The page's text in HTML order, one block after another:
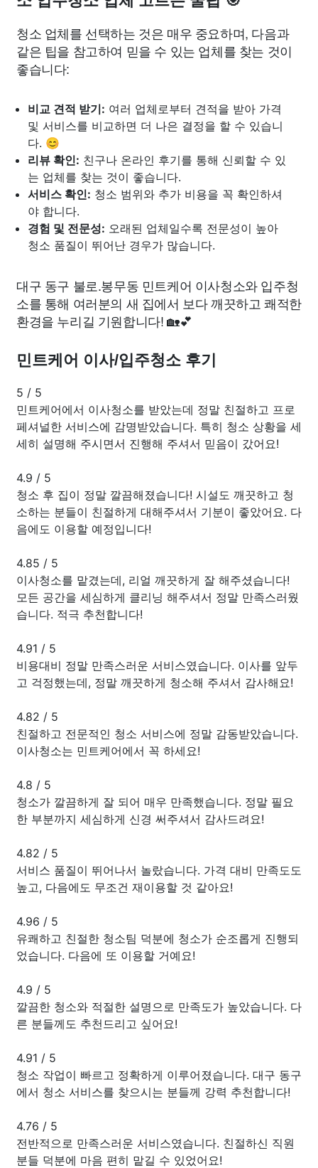
청소 업체를 선택하는 것은 매우 중요하며, 다음과
같은 팁을 참고하여 믿을 수 있는 업체를 찾는 것이
좋습니다:
비교 견적 받기: 여러 업체로부터 견적을 받아 가격
및 서비스를 비교하면 더 나은 결정을 할 수 있습니
다. 😊
리뷰 확인: 친구나 온라인 후기를 통해 신뢰할 수 있
는 업체를 찾는 것이 좋습니다.
서비스 확인: 청소 범위와 추가 비용을 꼭 확인하셔
야 합니다.
경험 및 전문성: 오래된 업체일수록 전문성이 높아
청소 품질이 뛰어난 경우가 많습니다.
대구 동구 불로.봉무동 민트케어 이사청소와 입주청
소를 통해 여러분의 새 집에서 보다 깨끗하고 쾌적한
환경을 누리길 기원합니다! 🏡💕
민트케어 이사/입주청소 후기
5 / 5
민트케어에서 이사청소를 받았는데 정말 친절하고 프로
페셔널한 서비스에 감명받았습니다. 특히 청소 상황을 세
세히 설명해 주시면서 진행해 주셔서 믿음이 갔어요!
4.9 / 5
청소 후 집이 정말 깔끔해졌습니다! 시설도 깨끗하고 청
소하는 분들이 친절하게 대해주셔서 기분이 좋았어요. 다
음에도 이용할 예정입니다!
4.85 / 5
이사청소를 맡겼는데, 리얼 깨끗하게 잘 해주셨습니다!
모든 공간을 세심하게 클리닝 해주셔서 정말 만족스러웠
습니다. 적극 추천합니다!
4.91 / 5
비용대비 정말 만족스러운 서비스였습니다. 이사를 앞두
고 걱정했는데, 정말 깨끗하게 청소해 주셔서 감사해요!
4.82 / 5
친절하고 전문적인 청소 서비스에 정말 감동받았습니다.
이사청소는 민트케어에서 꼭 하세요!
4.8 / 5
청소가 깔끔하게 잘 되어 매우 만족했습니다. 정말 필요
한 부분까지 세심하게 신경 써주셔서 감사드려요!
4.82 / 5
서비스 품질이 뛰어나서 놀랐습니다. 가격 대비 만족도도
높고, 다음에도 무조건 재이용할 것 같아요!
4.96 / 5
유쾌하고 친절한 청소팀 덕분에 청소가 순조롭게 진행되
었습니다. 다음에 또 이용할 거예요!
4.9 / 5
깔끔한 청소와 적절한 설명으로 만족도가 높았습니다. 다
른 분들께도 추천드리고 싶어요!
4.91 / 5
청소 작업이 빠르고 정확하게 이루어졌습니다. 대구 동구
에서 청소 서비스를 찾으시는 분들께 강력 추천합니다!
4.76 / 5
전반적으로 만족스러운 서비스였습니다. 친절하신 직원
분들 덕분에 마음 편히 맡길 수 있었어요!